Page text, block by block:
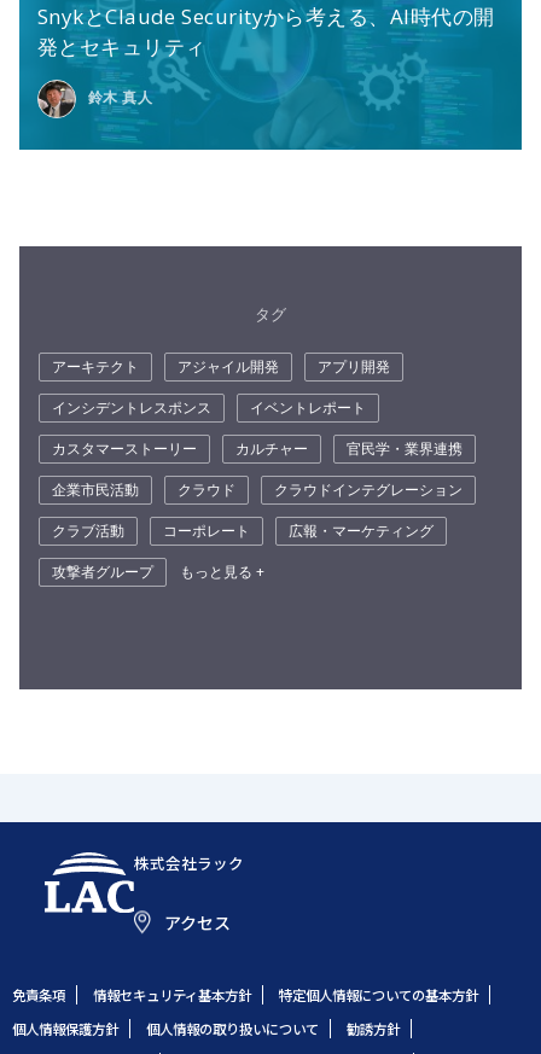
SnykとClaude Securityから考える、AI時代の開
発とセキュリティ
鈴木 真人
タグ
アーキテクト アジャイル開発
アプリ開発
インシデントレスポンス
イベントレポート
カスタマーストーリー
カルチャー
官民学・業界連携
企業市民活動
クラウド
クラウドインテグレーション
クラブ活動
コーポレート
広報・マーケティング
攻撃者グループ
もっと見る +
株式会社ラック
アクセス
免責条項 情報セキュリティ基本方針
特定個人情報についての基本方針
個人情報保護方針
個人情報の取り扱いについて
勧誘方針